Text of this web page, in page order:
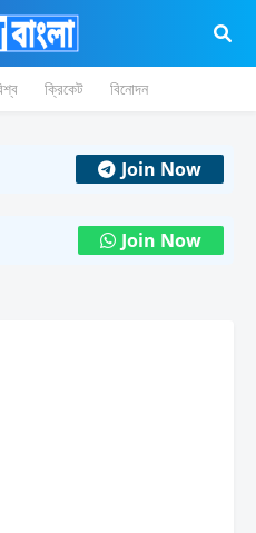
ক্রিকেট বিনোদন
Join Now
Join Now